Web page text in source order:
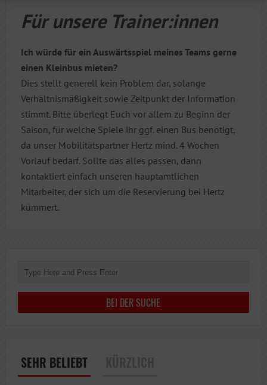
Für unsere Trainer:innen
Ich würde für ein Auswärtsspiel meines Teams gerne
einen Kleinbus mieten?
Dies stellt generell kein Problem dar, solange
Verhältnismäßigkeit sowie Zeitpunkt der Information
stimmt. Bitte überlegt Euch vor allem zu Beginn der
Saison, für welche Spiele ihr ggf. einen Bus benötigt,
da unser Mobilitätspartner Hertz mind. 4 Wochen
Vorlauf bedarf. Sollte das alles passen, dann
kontaktiert einfach unseren hauptamtlichen
Mitarbeiter, der sich um die Reservierung bei Hertz
kümmert.
SEHR BELIEBT